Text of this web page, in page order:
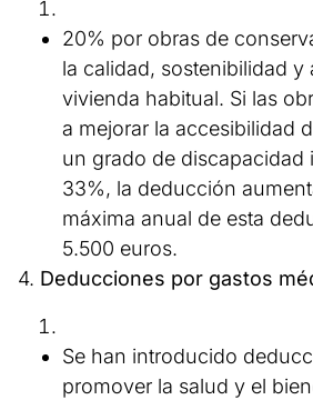
20% por obras de
la calidad, sostenibilidad y
vivienda habitual. Si las
a mejorar la accesibilidad
un grado de discapacidad
33%, la deducción
máxima anual de esta
5.500 euros.
4. Deducciones por gastos
Se han introducido
promover la salud y el